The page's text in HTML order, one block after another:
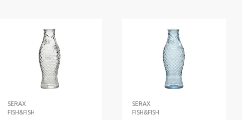
SERAX
FISH&FISH
SERAX
FISH&FISH